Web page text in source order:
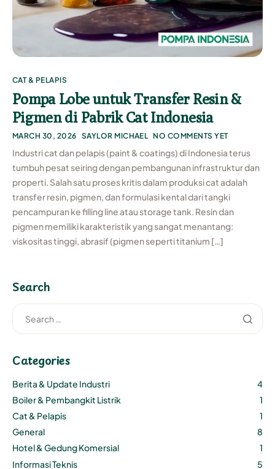
CAT & PELAPIS
Pompa Lobe untuk Transfer Resin &
Pigmen di Pabrik Cat Indonesia
MARCH 30, 2026 SAYLOR MICHAEL NO COMMENTS YET
Industri cat dan pelapis (paint & coatings) di Indonesia terus
tumbuh pesat seiring dengan pembangunan infrastruktur dan
properti. Salah satu proses kritis dalam produksi cat adalah
transfer resin, pigmen, dan formulasi kental dari tangki
pencampuran ke filling line atau storage tank. Resin dan
pigmen memiliki karakteristik yang sangat menantang:
viskositas tinggi, abrasif (pigmen seperti titanium […]
Search
Categories
Berita & Update Industri
4
Boiler & Pembangkit Listrik
1
Cat & Pelapis
1
General
8
Hotel & Gedung Komersial
1
Informasi Teknis
5